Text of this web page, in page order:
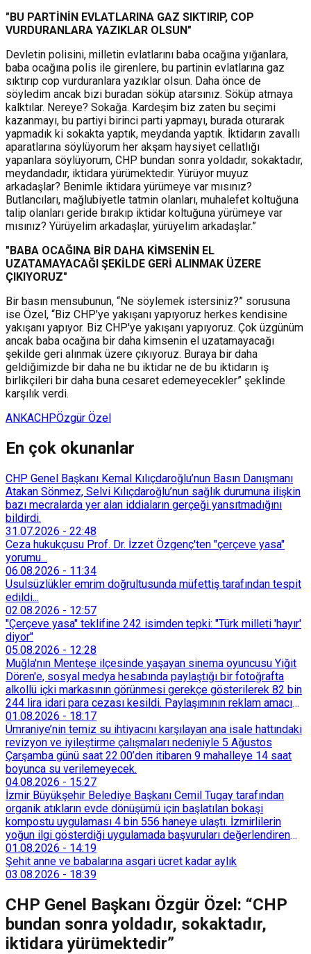
"BU PARTİNİN EVLATLARINA GAZ SIKTIRIP, COP
VURDURANLARA YAZIKLAR OLSUN"
Devletin polisini, milletin evlatlarını baba ocağına yığanlara,
baba ocağına polis ile girenlere, bu partinin evlatlarına gaz
sıktırıp cop vurduranlara yazıklar olsun. Daha önce de
söyledim ancak bizi buradan söküp atarsınız. Söküp atmaya
kalktılar. Nereye? Sokağa. Kardeşim biz zaten bu seçimi
kazanmayı, bu partiyi birinci parti yapmayı, burada oturarak
yapmadık ki sokakta yaptık, meydanda yaptık. İktidarın zavallı
aparatlarına söylüyorum her akşam haysiyet cellatlığı
yapanlara söylüyorum, CHP bundan sonra yoldadır, sokaktadır,
meydandadır, iktidara yürümektedir. Yürüyor muyuz
arkadaşlar? Benimle iktidara yürümeye var mısınız?
Butlancıları, mağlubiyetle tatmin olanları, muhalefet koltuğuna
talip olanları geride bırakıp iktidar koltuğuna yürümeye var
mısınız? Yürüyelim arkadaşlar, yürüyelim arkadaşlar.”
"BABA OCAĞINA BİR DAHA KİMSENİN EL
UZATAMAYACAĞI ŞEKİLDE GERİ ALINMAK ÜZERE
ÇIKIYORUZ"
Bir basın mensubunun, “Ne söylemek istersiniz?” sorusuna
ise Özel, “Biz CHP'ye yakışanı yapıyoruz herkes kendisine
yakışanı yapıyor. Biz CHP'ye yakışanı yapıyoruz. Çok üzgünüm
ancak baba ocağına bir daha kimsenin el uzatamayacağı
şekilde geri alınmak üzere çıkıyoruz. Buraya bir daha
geldiğimizde bir daha ne bu iktidar ne de bu iktidarın iş
birlikçileri bir daha buna cesaret edemeyecekler” şeklinde
karşılık verdi.
ANKACHPÖzgür Özel
En çok okunanlar
CHP Genel Başkanı Kemal Kılıçdaroğlu’nun Basın Danışmanı
Atakan Sönmez, Selvi Kılıçdaroğlu’nun sağlık durumuna ilişkin
bazı mecralarda yer alan iddiaların gerçeği yansıtmadığını
bildirdi.
31.07.2026 - 22:48
Ceza hukukçusu Prof. Dr. İzzet Özgenç'ten "çerçeve yasa"
yorumu...
06.08.2026 - 11:34
Usulsüzlükler emrim doğrultusunda müfettiş tarafından tespit
edildi...
02.08.2026 - 12:57
"Çerçeve yasa" teklifine 242 isimden tepki: "Türk milleti 'hayır'
diyor"
05.08.2026 - 12:28
Muğla'nın Menteşe ilçesinde yaşayan sinema oyuncusu Yiğit
Dören'e, sosyal medya hesabında paylaştığı bir fotoğrafta
alkollü içki markasının görünmesi gerekçe gösterilerek 82 bin
244 lira idari para cezası kesildi. Paylaşımının reklam amacı
taşımadığını savunan Dören, cezanın iptali için yargıya
başvurdu.
01.08.2026 - 18:17
Ümraniye’nin temiz su ihtiyacını karşılayan ana isale hattındaki
revizyon ve iyileştirme çalışmaları nedeniyle 5 Ağustos
Çarşamba günü saat 22.00’den itibaren 9 mahalleye 14 saat
boyunca su verilemeyecek.
04.08.2026 - 15:27
İzmir Büyükşehir Belediye Başkanı Cemil Tugay tarafından
organik atıkların evde dönüşümü için başlatılan bokaşi
kompostu uygulaması 4 bin 556 haneye ulaştı. İzmirlilerin
yoğun ilgi gösterdiği uygulamada başvuruları değerlendiren
Tarımsal Hizmetler Dairesi Başkanlığı, farklı ilçelerde toplam
128 bokaşi kompost eğitimi düzenleyerek İzmirlileri
sürdürülebilir atık yönetimi sistemine dahil etti.
01.08.2026 - 14:19
Şehit anne ve babalarına asgari ücret kadar aylık
03.08.2026 - 18:39
CHP Genel Başkanı Özgür Özel: “CHP
bundan sonra yoldadır, sokaktadır,
iktidara yürümektedir”